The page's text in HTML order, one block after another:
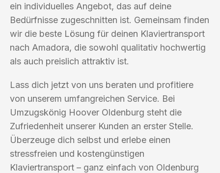
ein individuelles Angebot, das auf deine
Bedürfnisse zugeschnitten ist. Gemeinsam finden
wir die beste Lösung für deinen Klaviertransport
nach Amadora, die sowohl qualitativ hochwertig
als auch preislich attraktiv ist.
Lass dich jetzt von uns beraten und profitiere
von unserem umfangreichen Service. Bei
Umzugskönig Hoover Oldenburg steht die
Zufriedenheit unserer Kunden an erster Stelle.
Überzeuge dich selbst und erlebe einen
stressfreien und kostengünstigen
Klaviertransport – ganz einfach von Oldenburg